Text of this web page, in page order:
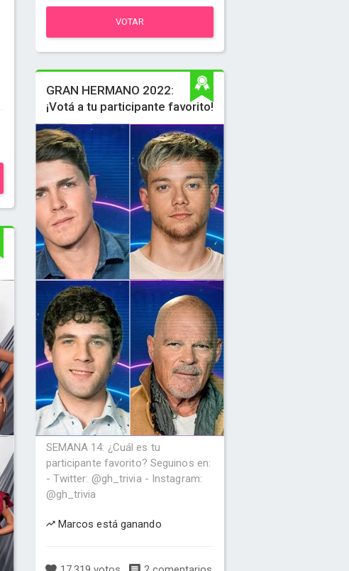
VOTAR
GRAN HERMANO 2022:
¡Votá a tu participante favorito!
SEMANA 14: ¿Cuál es tu
participante favorito? Seguinos en:
- Twitter: @gh_trivia - Instagram:
@gh_trivia
Marcos está ganando